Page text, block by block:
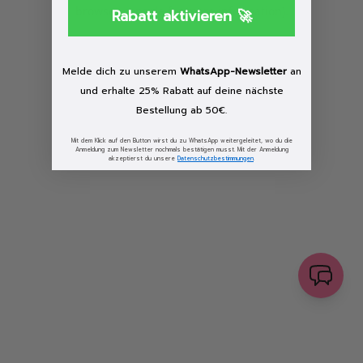
browser console for more information)
Rabatt aktivieren 🚀
Melde dich zu unserem WhatsApp-Newsletteran
und erhalte 25% Rabatt auf deine nächste
Bestellung ab 50€.
Mit dem Klick auf den Button wirst du zu WhatsApp weitergeleitet, wo du die
Anmeldung zum Newsletter nochmals bestätigen musst. Mit der Anmeldung
akzeptierst du unsere Datenschutzbestimmungen.